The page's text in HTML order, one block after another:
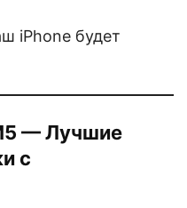
iPhone будет
— Лучшие
с